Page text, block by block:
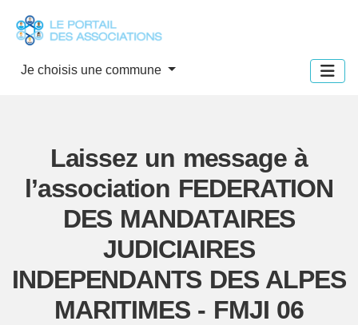
Je choisis une commune
Laissez un message à
l’association FEDERATION
DES MANDATAIRES
JUDICIAIRES
INDEPENDANTS DES ALPES
MARITIMES - FMJI 06